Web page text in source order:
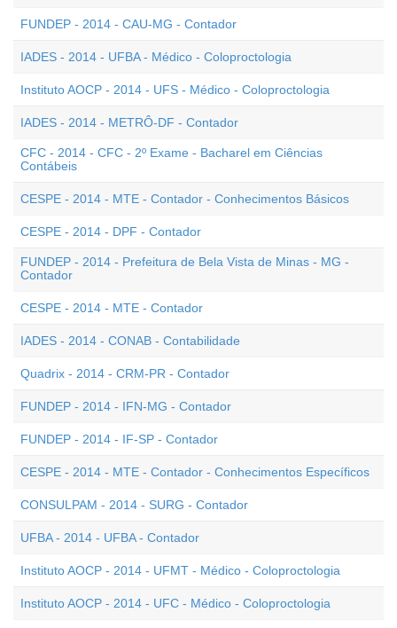
FUNDEP - 2014 - CAU-MG - Contador
IADES - 2014 - UFBA - Médico - Coloproctologia
Instituto AOCP - 2014 - UFS - Médico - Coloproctologia
IADES - 2014 - METRÔ-DF - Contador
CFC - 2014 - CFC - 2º Exame - Bacharel em Ciências
Contábeis
CESPE - 2014 - MTE - Contador - Conhecimentos Básicos
CESPE - 2014 - DPF - Contador
FUNDEP - 2014 - Prefeitura de Bela Vista de Minas - MG -
Contador
CESPE - 2014 - MTE - Contador
IADES - 2014 - CONAB - Contabilidade
Quadrix - 2014 - CRM-PR - Contador
FUNDEP - 2014 - IFN-MG - Contador
FUNDEP - 2014 - IF-SP - Contador
CESPE - 2014 - MTE - Contador - Conhecimentos Específicos
CONSULPAM - 2014 - SURG - Contador
UFBA - 2014 - UFBA - Contador
Instituto AOCP - 2014 - UFMT - Médico - Coloproctologia
Instituto AOCP - 2014 - UFC - Médico - Coloproctologia